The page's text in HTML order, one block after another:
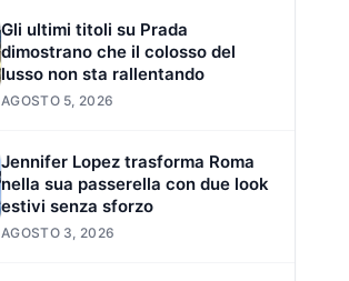
Gli ultimi titoli su Prada
dimostrano che il colosso del
lusso non sta rallentando
AGOSTO 5, 2026
Jennifer Lopez trasforma Roma
nella sua passerella con due look
estivi senza sforzo
AGOSTO 3, 2026